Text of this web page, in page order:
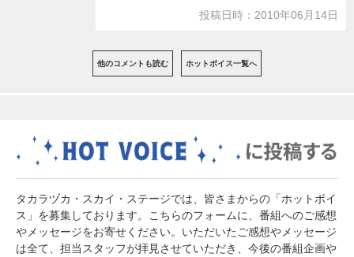
投稿日時：2010年06月14日
他のコメントも読む ホットボイス一覧へ
タカラヅカ・スカイ・ステージでは、皆さまからの「ホットボイ
ス」を募集しております。こちらのフォームに、番組へのご感想
やメッセージをお寄せください。いただいたご感想やメッセージ
は全て、担当スタッフが拝見させていただき、今後の番組企画や